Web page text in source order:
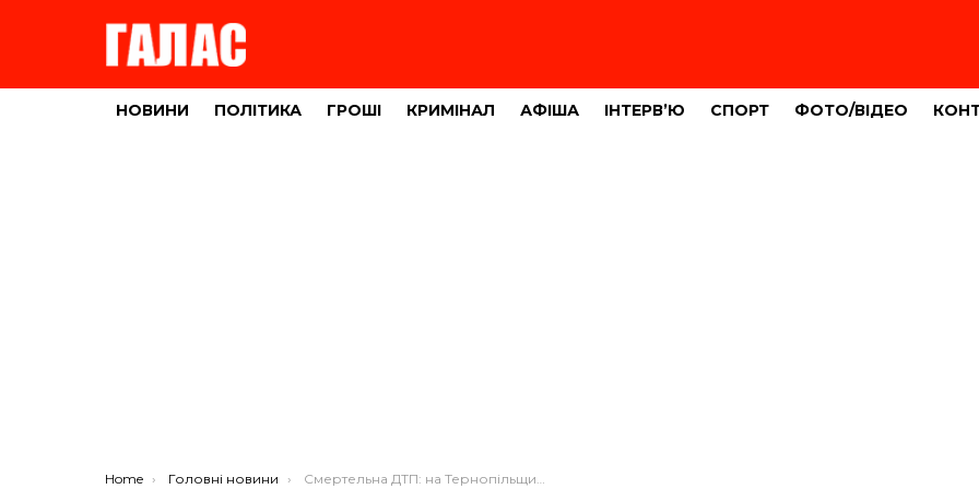
НОВИНИ ПОЛІТИКА ГРОШІ КРИМІНАЛ АФІША ІНТЕРВ’Ю СПОРТ ФОТО/ВІДЕО
You are here:
Home Головні новини Смертельна ДТП: на Тернопільщині суд звільнив від покарання водія молоковоза